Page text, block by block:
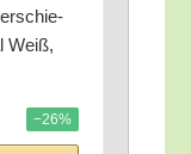
Weiß,
−26%